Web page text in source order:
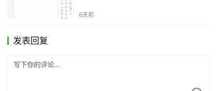
2026年高口碑微信公众号编辑器